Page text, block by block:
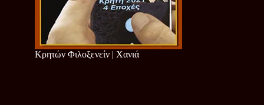
Κρητών Φιλοξενείν | Χανιά